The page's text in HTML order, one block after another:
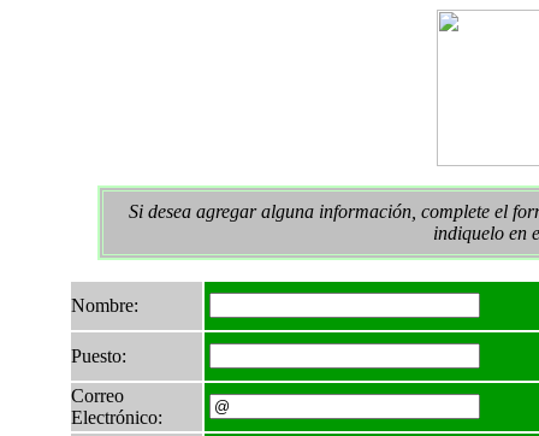
Si desea agregar alguna información, complete el
indiquelo en
Nombre:
Puesto:
Correo
Electrónico: